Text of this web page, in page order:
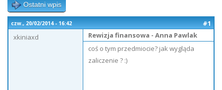
Ostatni wpis
czw., 20/02/2014 - 16:42
#1
xkiniaxd
Rewizja finansowa - Anna Pawlak
coś o tym przedmiocie? jak wygląda
zaliczenie ? :)